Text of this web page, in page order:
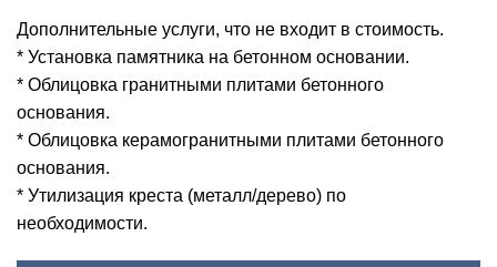
Дополнительные услуги, что не входит в стоимость.
* Установка памятника на бетонном основании.
* Облицовка гранитными плитами бетонного
основания.
* Облицовка керамогранитными плитами бетонного
основания.
* Утилизация креста (металл/дерево) по
необходимости.